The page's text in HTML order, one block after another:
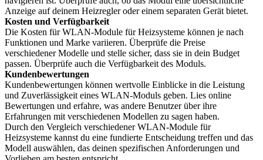
Anzeige auf deinem Heizregler oder einem separaten Gerät bietet.
Kosten und Verfügbarkeit
Die Kosten für WLAN-Module für Heizsysteme können je nach
Funktionen und Marke variieren. Überprüfe die Preise
verschiedener Modelle und stelle sicher, dass sie in dein Budget
passen. Überprüfe auch die Verfügbarkeit des Moduls.
Kundenbewertungen
Kundenbewertungen können wertvolle Einblicke in die Leistung
und Zuverlässigkeit eines WLAN-Moduls geben. Lies online
Bewertungen und erfahre, was andere Benutzer über ihre
Erfahrungen mit verschiedenen Modellen zu sagen haben.
Durch den Vergleich verschiedener WLAN-Module für
Heizsysteme kannst du eine fundierte Entscheidung treffen und das
Modell auswählen, das deinen spezifischen Anforderungen und